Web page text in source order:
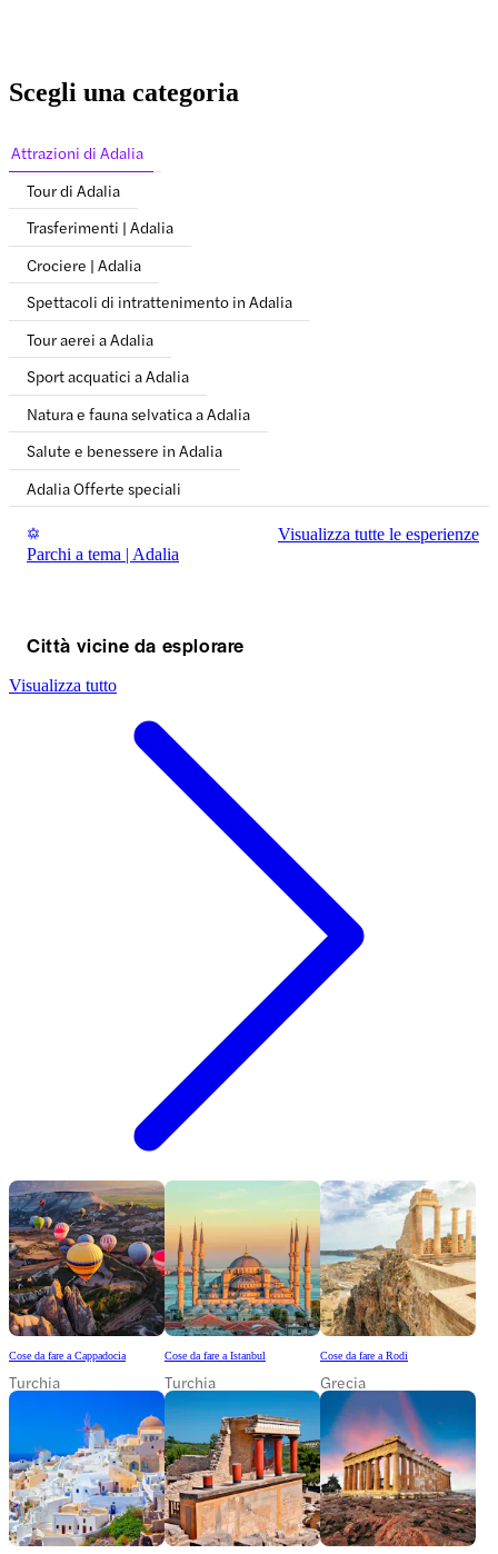
Scegli una categoria
Attrazioni di Adalia
Tour di Adalia
Trasferimenti | Adalia
Crociere | Adalia
Spettacoli di intrattenimento in Adalia
Tour aerei a Adalia
Sport acquatici a Adalia
Natura e fauna selvatica a Adalia
Salute e benessere in Adalia
Adalia Offerte speciali
Parchi a tema | Adalia
Visualizza tutte le esperienze
Città vicine da esplorare
Visualizza tutto
Cose da fare a Cappadocia
Turchia
Cose da fare a Istanbul
Turchia
Cose da fare a Rodi
Grecia